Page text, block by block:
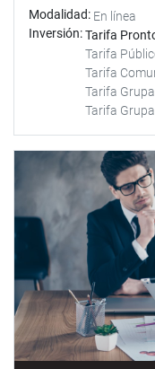
Modalidad En línea
Inversión Tarifa
Tarifa
Tarifa
Tarifa
Tarifa